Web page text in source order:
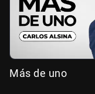
Más de uno